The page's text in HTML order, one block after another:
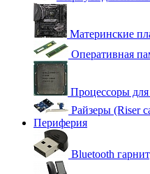
Материнские
Оперативная
Процессоры
Райзеры (Riser
Периферия
Bluetooth